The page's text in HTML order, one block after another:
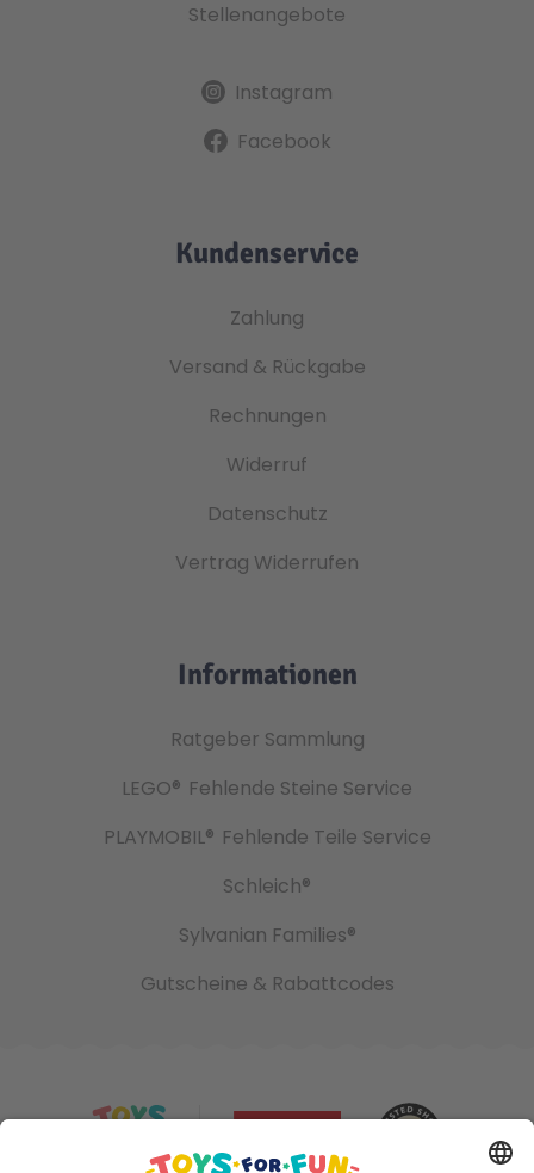
Stellenangebote
Instagram
Facebook
Kundenservice
Zahlung
Versand & Rückgabe
Rechnungen
Widerruf
Datenschutz
Vertrag Widerrufen
Informationen
Ratgeber Sammlung
LEGO® Fehlende Steine Service
PLAYMOBIL® Fehlende Teile Service
Schleich®
Sylvanian Families®
Gutscheine & Rabattcodes